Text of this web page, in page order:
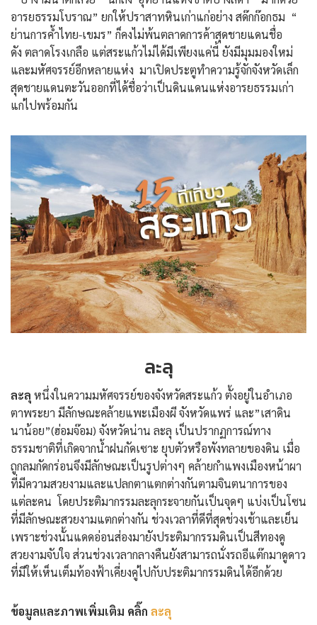
อารยธรรมโบราณ” ยกให้ปราสาทหินเก่าแก่อย่าง สด๊กก๊อกธม “
ย่านการค้ำไทย-เขมร” ก็คงไม่พ้นตลาดการค้าสุดชายแดนชื่อ
ดัง ตลาดโรงเกลือ แต่สระแก้วไม่ได้มีเพียงแค่นี้ ยังมีมุมมองใหม่
และมหัศจรรย์อีกหลายแห่ง มาเปิดประตูทำความรู้จักจังหวัดเล็ก
สุดชายแดนตะวันออกที่ได้ชื่อว่าเป็นดินแดนแห่งอารยธรรมเก่า
แก่ไปพร้อมกัน
ละลุ
ละลุ หนึ่งในความมหัศจรรย์ของจังหวัดสระแก้ว ตั้งอยู่ในอำเภอ
ตาพระยา มีลักษณะคล้ายแพะเมืองผี จังหวัดแพร่ และ”เสาดิน
นาน้อย”(ฮ่อมจ๊อม) จังหวัดน่าน ละลุ เป็นปรากฏการณ์ทาง
ธรรมชาติที่เกิดจากน้ำฝนกัดเซาะ ยุบตัวหรือพังทลายของดิน เมื่อ
ถูกลมกัดกร่อนจึงมีลักษณะเป็นรูปต่างๆ คล้ายกำแพงเมืองหน้าผา
ที่มีความสวยงามและแปลกตาแตกต่างกันตามจินตนาการของ
แต่ละคน โดยประติมากรรมละลุกระจายกันเป็นจุดๆ แบ่งเป็นโซน
ที่มีลักษณะสวยงามแตกต่างกัน ช่วงเวลาที่ดีที่สุดช่วงเช้าและเย็น
เพราะช่วงนั้นแดดอ่อนส่องมายังประติมากรรมดินเป็นสีทองดู
สวยงามจับใจ ส่วนช่วงเวลากลางคืนยังสามารถนั่งรถอีแต๊กมาดูดาว
ที่มีให้เห็นเต็มท้องฟ้าเคี่ยงคู่ไปกับประติมากรรมดินได้อีกด้วย
ข้อมูลและภาพเพิ่มเติม คลิ๊ก ละลุ